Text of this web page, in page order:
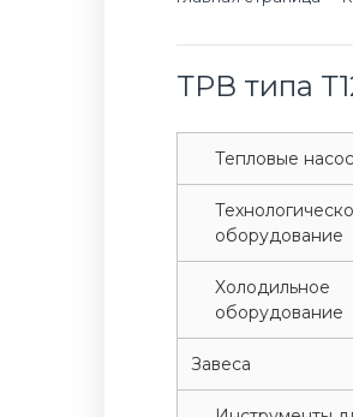
ТРВ типа
Tепловые
оборудование
Xолодильное
оборудование
Завеса